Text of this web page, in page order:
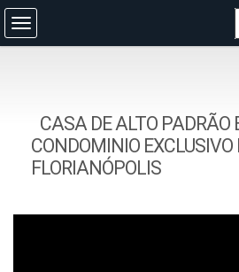
CASA DE ALTO PADRÃO
CONDOMINIO
FLORIANÓPOLIS